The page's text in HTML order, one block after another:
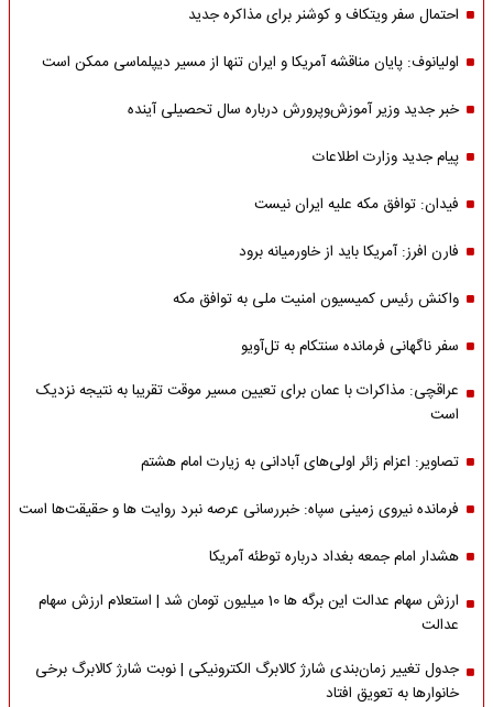
احتمال سفر ویتکاف و کوشنر برای مذاکره جدید
اولیانوف: پایان مناقشه آمریکا و ایران تنها از مسیر دیپلماسی ممکن است
خبر جدید وزیر آموزش‌وپرورش درباره سال تحصیلی آینده
پیام جدید وزارت اطلاعات
فیدان: توافق مکه علیه ایران نیست
فارن افرز: آمریکا باید از خاورمیانه برود
واکنش رئیس کمیسیون امنیت ملی به توافق مکه
سفر ناگهانی فرمانده سنتکام به تل‌آویو
عراقچی: مذاکرات با عمان برای تعیین مسیر موقت تقریبا به نتیجه نزدیک
است
تصاویر: اعزام زائر اولی‌های آبادانی به زیارت امام هشتم
فرمانده نیروی زمینی سپاه: خبررسانی عرصه نبرد روایت ها و حقیقت‌ها است
هشدار امام جمعه بغداد درباره توطئه آمریکا
ارزش سهام عدالت این برگه ها 10 میلیون تومان شد | استعلام ارزش سهام
عدالت
جدول تغییر زمان‌بندی شارژ کالابرگ الکترونیکی | نوبت شارژ کالابرگ برخی
خانوارها به تعویق افتاد